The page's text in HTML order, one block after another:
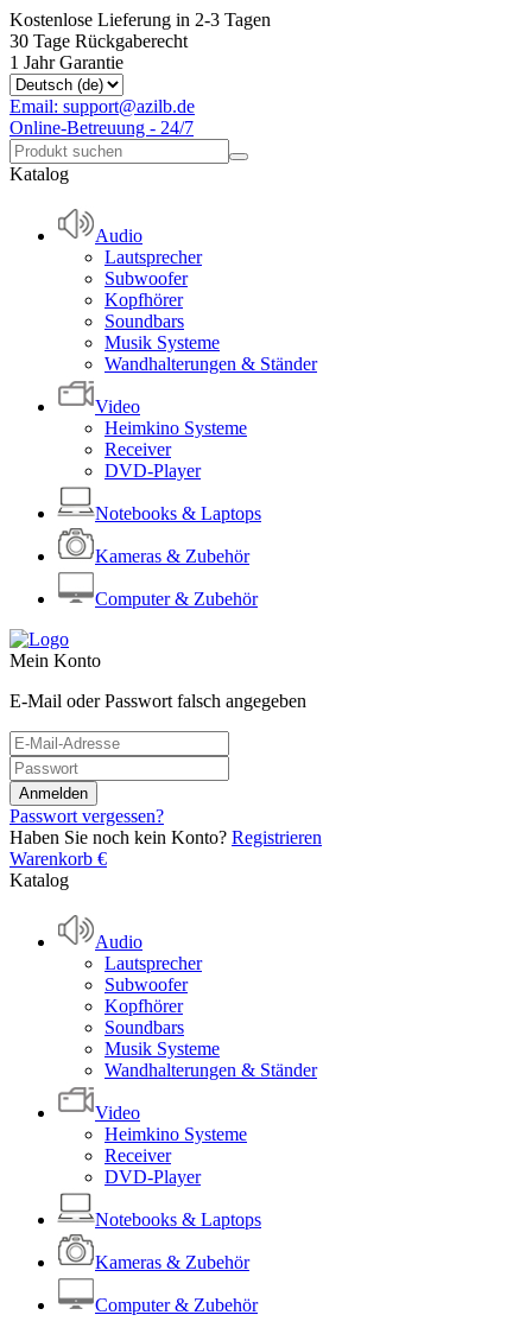
Kostenlose Lieferung in 2-3 Tagen
30 Tage Rückgaberecht
1 Jahr Garantie
Email: support@azilb.de
Online-Betreuung - 24/7
Katalog
Audio
Lautsprecher
Subwoofer
Kopfhörer
Soundbars
Musik Systeme
Wandhalterungen & Ständer
Video
Heimkino Systeme
Receiver
DVD-Player
Notebooks & Laptops
Kameras & Zubehör
Computer & Zubehör
Mein Konto
E-Mail oder Passwort falsch angegeben
Passwort vergessen?
Haben Sie noch kein Konto? Registrieren
Warenkorb €
Katalog
Audio
Lautsprecher
Subwoofer
Kopfhörer
Soundbars
Musik Systeme
Wandhalterungen & Ständer
Video
Heimkino Systeme
Receiver
DVD-Player
Notebooks & Laptops
Kameras & Zubehör
Computer & Zubehör